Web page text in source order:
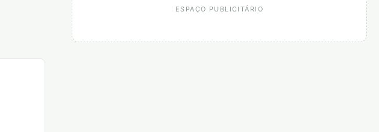
ESPAÇO PUBLICITÁRIO